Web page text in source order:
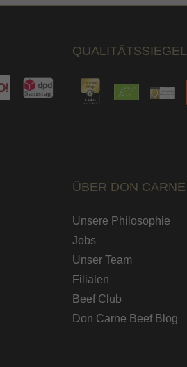
ÜBER DON CARNE
Unsere Philosophie
Jobs
Unser Team
Filialen
Beef Club
Don Carne Beef Blog
QUALITÄTSSIEGEL